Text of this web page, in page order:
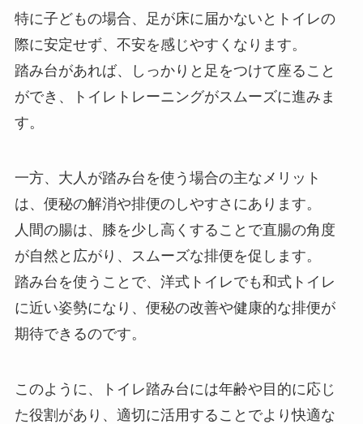
特に子どもの場合、足が床に届かないとトイレの
際に安定せず、不安を感じやすくなります。
踏み台があれば、しっかりと足をつけて座ること
ができ、トイレトレーニングがスムーズに進みま
す。
一方、大人が踏み台を使う場合の主なメリット
は、便秘の解消や排便のしやすさにあります。
人間の腸は、膝を少し高くすることで直腸の角度
が自然と広がり、スムーズな排便を促します。
踏み台を使うことで、洋式トイレでも和式トイレ
に近い姿勢になり、便秘の改善や健康的な排便が
期待できるのです。
このように、トイレ踏み台には年齢や目的に応じ
た役割があり、適切に活用することでより快適な